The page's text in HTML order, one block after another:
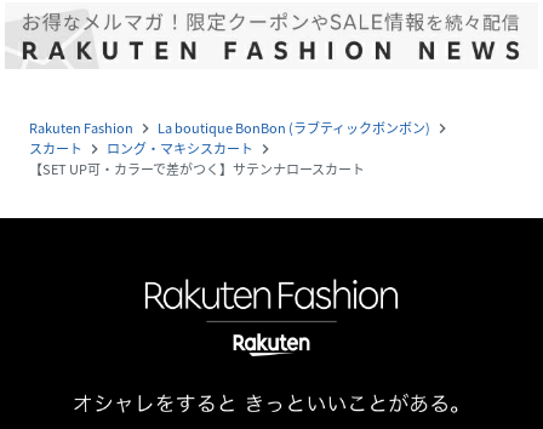
Rakuten Fashion navigate_next La boutique BonBon (ラブティックボンボン) navigate_next
スカート navigate_next ロング・マキシスカート navigate_next
【SET UP可・カラーで差がつく】サテンナロースカート